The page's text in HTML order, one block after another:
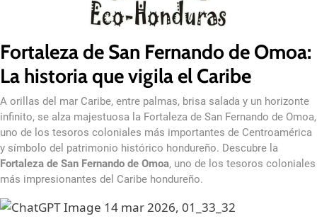
Fortaleza de San Fernando de Omoa:
La historia que vigila el Caribe
A orillas del mar Caribe, entre palmas, brisa salada y un horizonte
infinito, se alza majestuosa la Fortaleza de San Fernando de Omoa,
uno de los tesoros coloniales más importantes de Centroamérica
y símbolo del patrimonio histórico hondureño. Descubre la
Fortaleza de San Fernando de Omoa, uno de los tesoros coloniales
más impresionantes del Caribe hondureño.